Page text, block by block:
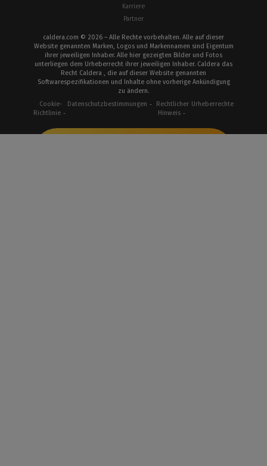
Karriere
Partner
caldera.com © 2026 – Alle Rechte vorbehalten. Alle auf dieser
Website genannten Marken, Logos und Markennamen sind Eigentum
ihrer jeweiligen Inhaber. Alle hier gezeigten Bilder und Fotos
unterliegen dem Urheberrecht ihrer jeweiligen Inhaber. Caldera das
Recht Caldera , die auf dieser Website genannten
Softwarespezifikationen und Inhalte ohne vorherige Ankündigung
zu ändern.
Cookie-
Richtlinie
Datenschutzbestimmungen
Rechtlicher
Hinweis
Urheberrechte